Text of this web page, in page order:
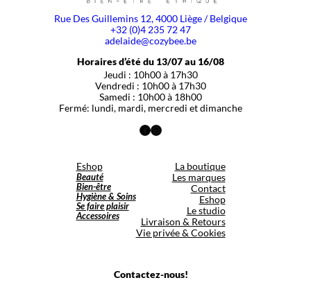
Rue Des Guillemins 12, 4000 Liège / Belgique
+32 (0)4 235 72 47
adelaide@cozybee.be
Horaires d’été du 13/07 au 16/08
Jeudi : 10h00 à 17h30
Vendredi : 10h00 à 17h30
Samedi : 10h00 à 18h00
Fermé: lundi, mardi, mercredi et dimanche
Facebook
Instagram
Eshop
Beauté
Bien-être
Hygiène & Soins
Se faire plaisir
Accessoires
La boutique
Les marques
Contact
Eshop
Le studio
Livraison & Retours
Vie privée & Cookies
Contactez-nous!